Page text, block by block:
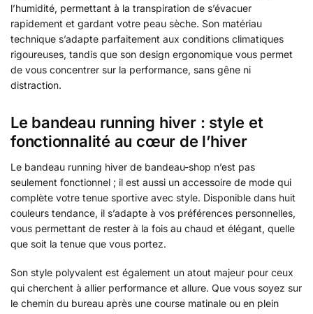
l’humidité, permettant à la transpiration de s’évacuer
rapidement et gardant votre peau sèche. Son matériau
technique s’adapte parfaitement aux conditions climatiques
rigoureuses, tandis que son design ergonomique vous permet
de vous concentrer sur la performance, sans gêne ni
distraction.
Le bandeau running hiver : style et
fonctionnalité au cœur de l’hiver
Le bandeau running hiver de bandeau-shop n’est pas
seulement fonctionnel ; il est aussi un accessoire de mode qui
complète votre tenue sportive avec style. Disponible dans huit
couleurs tendance, il s’adapte à vos préférences personnelles,
vous permettant de rester à la fois au chaud et élégant, quelle
que soit la tenue que vous portez.
Son style polyvalent est également un atout majeur pour ceux
qui cherchent à allier performance et allure. Que vous soyez sur
le chemin du bureau après une course matinale ou en plein